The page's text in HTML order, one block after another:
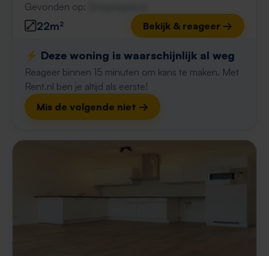
Gevonden op:
22m² Bekijk & reageer →
⚡️ Deze woning is waarschijnlijk al weg
Reageer binnen 15 minuten om kans te maken. Met
Rent.nl ben je altijd als eerste!
Mis de volgende niet →